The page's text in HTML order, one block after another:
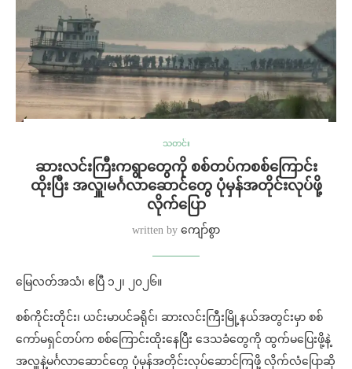
သတင်း
ဆားလင်းကြီးကရွာတွေကို စစ်တပ်ကစစ်ကြောင်း
ထိုးပြီး အလှူ၊မင်္ဂလာဆောင်တွေ ပုံမှန်အတိုင်းလုပ်ဖို့
လိုက်ပြော
written by ကျော်စွာ
မြေလတ်အသံ၊ ဧပြီ ၁၂၊ ၂၀၂၆။
စစ်ကိုင်းတိုင်း၊ ယင်းမာပင်ခရိုင်၊ ဆားလင်းကြီးမြို့နယ်အတွင်းမှာ စစ်
ကော်မရှင်တပ်က စစ်ကြောင်းထိုးနေပြီး ဒေသခံတွေကို ထွက်မပြေးဖို့နဲ့
အလှူနဲ့မင်္ဂလာဆောင်တွေ ပုံမှန်အတိုင်းလုပ်ဆောင်ကြဖို့ လိုက်လံပြောဆို